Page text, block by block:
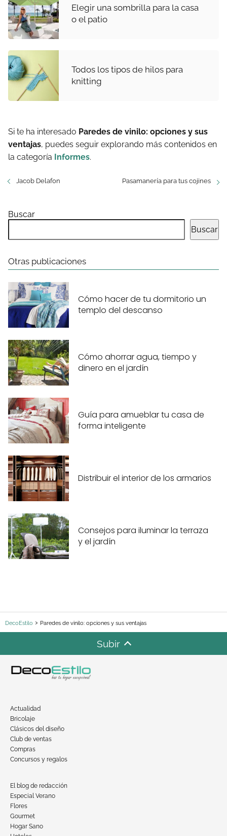
Elegir una sombrilla para la casa
o el patio
Todos los tipos de hilos para
knitting
Si te ha interesado Paredes de vinilo: opciones y sus
ventajas, puedes seguir explorando más contenidos en
la categoría Informes.
Jacob Delafon Pasamanería para tus cojines
Buscar
Buscar
Otras publicaciones
Cómo hacer de tu dormitorio un
templo del descanso
Cómo ahorrar agua, tiempo y
dinero en el jardín
Guía para amueblar tu casa de
forma inteligente
Distribuir el interior de los armarios
Consejos para iluminar la terraza
y el jardín
DecoEstilo Paredes de vinilo: opciones y sus ventajas
Subir
Actualidad
Bricolaje
Clásicos del diseño
Club de ventas
Compras
Concursos y regalos
El blog de redacción
Especial Verano
Flores
Gourmet
Hogar Sano